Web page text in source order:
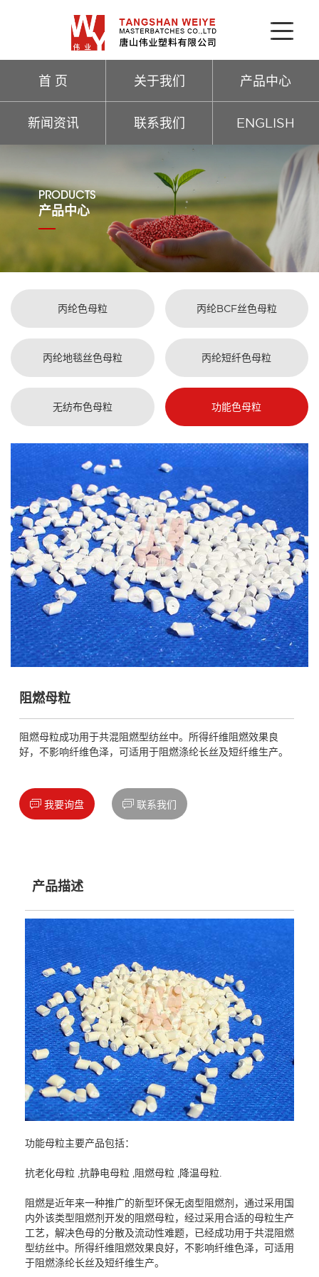
首 页 关于我们 产品中心
新闻资讯 联系我们 ENGLISH
PRODUCTS
产品中心
丙纶色母粒 丙纶BCF丝色母粒
丙纶地毯丝色母粒 丙纶短纤色母粒
无纺布色母粒 功能色母粒
阻燃母粒
阻燃母粒成功用于共混阻燃型纺丝中。所得纤维阻燃效果良
好，不影响纤维色泽，可适用于阻燃涤纶长丝及短纤维生产。
我要询盘 联系我们
产品描述
功能母粒主要产品包括：
抗老化母粒 抗静电母粒 阻燃母粒 降温母粒
阻燃是近年来一种推广的新型环保无卤型阻燃剂，通过采用国
内外该类型阻燃剂开发的阻燃母粒，经过采用合适的母粒生产
工艺，解决色母的分散及流动性难题，已经成功用于共混阻燃
型纺丝中。所得纤维阻燃效果良好，不影响纤维色泽，可适用
于阻燃涤纶长丝及短纤维生产。